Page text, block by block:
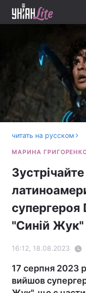
читать на русском
супергероя
"Синій Жук"
16:12, 18.08.2023
17 серпня 2023
вийшов